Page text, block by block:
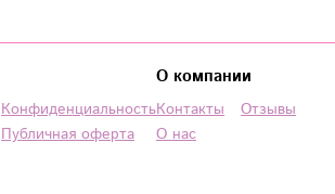
Конфиденциальность
Публичная оферта
О компании
Контакты
О нас
Отзывы